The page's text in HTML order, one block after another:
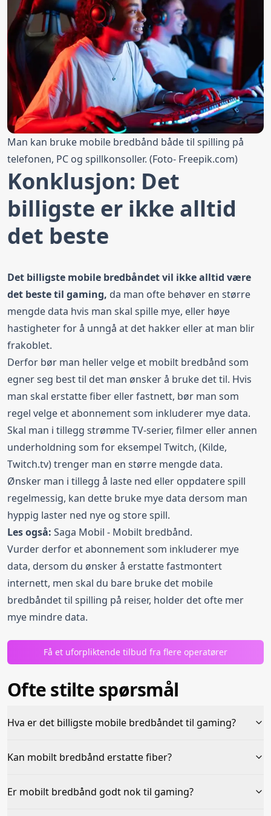
Man kan bruke mobile bredbånd både til spilling på
telefonen, PC og spillkonsoller. (Foto- Freepik.com)
Konklusjon: Det
billigste er ikke alltid
det beste
Det billigste mobile bredbåndet vil ikke alltid være
det beste til gaming, da man ofte behøver en større
mengde data hvis man skal spille mye, eller høye
hastigheter for å unngå at det hakker eller at man blir
frakoblet.
Derfor bør man heller velge et mobilt bredbånd som
egner seg best til det man ønsker å bruke det til. Hvis
man skal erstatte fiber eller fastnett, bør man som
regel velge et abonnement som inkluderer mye data.
Skal man i tillegg strømme TV-serier, filmer eller annen
underholdning som for eksempel Twitch, (Kilde,
Twitch.tv) trenger man en større mengde data.
Ønsker man i tillegg å laste ned eller oppdatere spill
regelmessig, kan dette bruke mye data dersom man
hyppig laster ned nye og store spill.
Les også: Saga Mobil - Mobilt bredbånd.
Vurder derfor et abonnement som inkluderer mye
data, dersom du ønsker å erstatte fastmontert
internett, men skal du bare bruke det mobile
bredbåndet til spilling på reiser, holder det ofte mer
mye mindre data.
Få et uforpliktende tilbud fra flere operatører
Ofte stilte spørsmål
Hva er det billigste mobile bredbåndet til gaming?
Kan mobilt bredbånd erstatte fiber?
Er mobilt bredbånd godt nok til gaming?